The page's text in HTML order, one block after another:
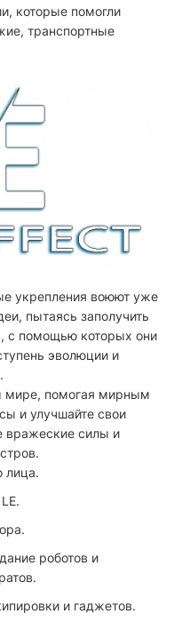
которые помогли
транспортные
укрепления воюют уже
пытаясь заполучить
с помощью которых они
эволюции и
мире, помогая мирным
и улучшайте свои
вражеские силы и
лица.
роботов и
и гаджетов.